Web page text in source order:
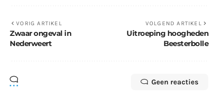
VORIG ARTIKEL
Zwaar ongeval in
Nederweert
VOLGEND ARTIKEL
Uitroeping hoogheden
Beesterbolle
Geen reacties